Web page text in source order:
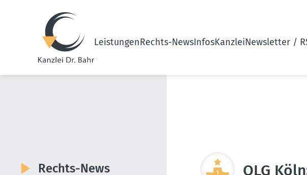
LeistungenRechts-NewsInfosKanzleiNewsletter /
OLG
Rechts-News